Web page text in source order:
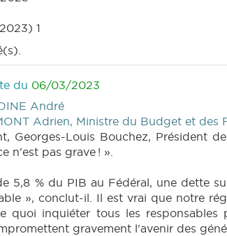
1
du 06/03/2023
André
Adrien, Ministre du Budget et des
Georges-Louis Bouchez, Président
n'est pas grave ! ».
5,8 % du PIB au Fédéral, une dette
», conclut-il. Il est vrai que notre
quoi inquiéter tous les
gravement l'avenir des